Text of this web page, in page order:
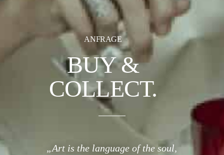
ANFRAGE
BUY &
COLLECT.
„Art is the language of the soul,